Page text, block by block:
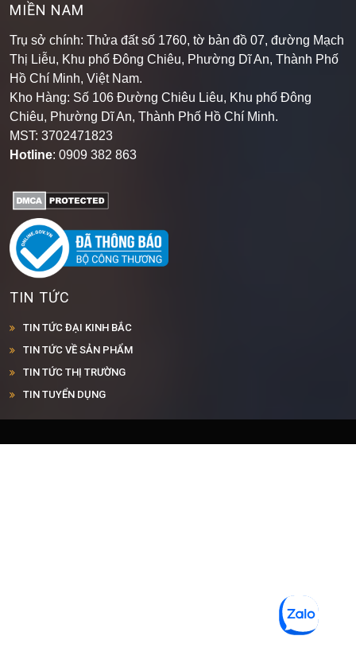
MIỀN NAM
Trụ sở chính: Thửa đất số 1760, tờ bản đồ 07, đường Mạch
Thị Liễu, Khu phố Đông Chiêu, Phường Dĩ An, Thành Phố
Hồ Chí Minh, Việt Nam.
Kho Hàng: Số 106 Đường Chiêu Liêu, Khu phố Đông
Chiêu, Phường Dĩ An, Thành Phố Hồ Chí Minh.
MST: 3702471823
Hotline: 0909 382 863
TIN TỨC
TIN TỨC ĐẠI KINH BẮC
TIN TỨC VỀ SẢN PHẨM
TIN TỨC THỊ TRƯỜNG
TIN TUYỂN DỤNG